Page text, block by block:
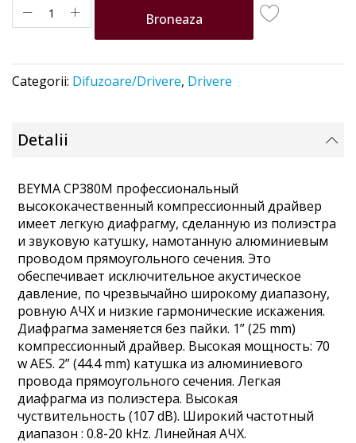
Broneaza
Categorii: Difuzoare/Drivere, Drivere
Detalii
BEYMA CP380M профессиональный
высококачественный компрессионный драйвер
имеет легкую диафрагму, сделанную из полиэстра
и звуковую катушку, намотанную алюминиевым
проводом прямоугольного сечения. Это
обеспечивает исключительное акустическое
давление, по чрезвычайно широкому диапазону,
ровную АЧХ и низкие гармонические искажения.
Диафрагма заменяется без пайки. 1” (25 mm)
компрессионный драйвер. Высокая мощность: 70
w AES. 2” (44.4 mm) катушка из алюминиевого
провода прямоугольного сечения. Легкая
диафрагма из полиэстера. Высокая
чуствительность (107 dB). Широкий частотный
диапазон : 0.8-20 kHz. Линейная АЧХ.